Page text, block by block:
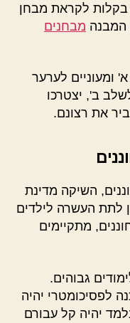
בקלות לקראת מבחן
המבנה מבחנים
ומעוניים לערער
ב', יצטרכו
את רצונם.
השיקה מדינת
לתת העשרה לילדים
מתקיימים
גבוהים.
לפסיכומטרי יהיה
יהיה קל עבורם